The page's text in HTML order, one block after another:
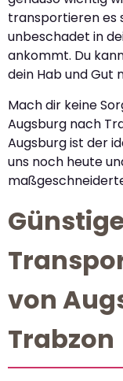
transportieren es
unbeschadet in
ankommt. Du
dein Hab und Gut
Mach dir keine
Augsburg nach
Augsburg ist der
uns noch heute
von
Trabzon